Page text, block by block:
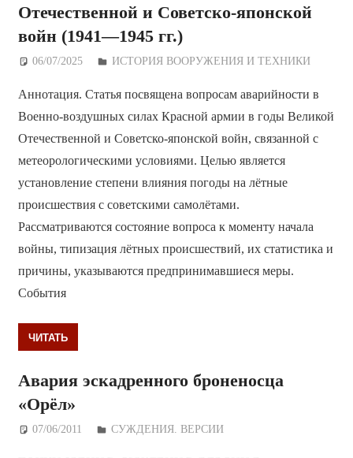
Отечественной и Советско-японской
войн (1941—1945 гг.)
06/07/2025 Дежурный по Редакции
ИСТОРИЯ ВООРУЖЕНИЯ И ТЕХНИКИ
Аннотация. Статья посвящена вопросам аварийности в
Военно-воздушных силах Красной армии в годы Великой
Отечественной и Советско-японской войн, связанной с
метеорологическими условиями. Целью является
установление степени влияния погоды на лётные
происшествия с советскими самолётами.
Рассматриваются состояние вопроса к моменту начала
войны, типизация лётных происшествий, их статистика и
причины, указываются предпринимавшиеся меры.
События
ЧИТАТЬ
Авария эскадренного броненосца
«Орёл»
07/06/2011 Дежурный по Редакции
СУЖДЕНИЯ. ВЕРСИИ